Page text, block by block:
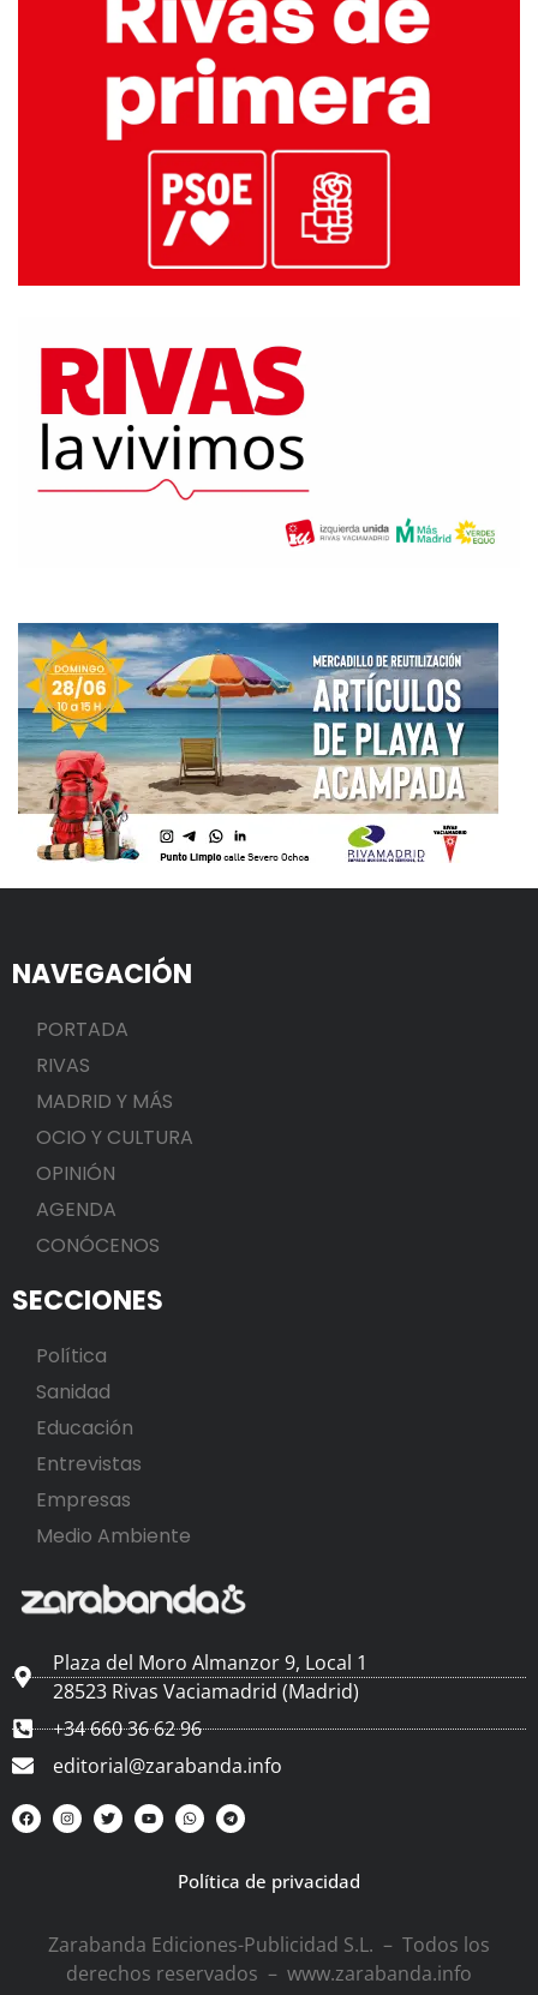
NAVEGACIÓN
PORTADA
RIVAS
MADRID Y MÁS
OCIO Y CULTURA
OPINIÓN
AGENDA
CONÓCENOS
SECCIONES
Política
Sanidad
Educación
Entrevistas
Empresas
Medio Ambiente
Plaza del Moro Almanzor 9, Local 1
28523 Rivas Vaciamadrid (Madrid)
+34 660 36 62 96
editorial@zarabanda.info
Política de privacidad
Zarabanda Ediciones-Publicidad S.L. – Todos los
derechos reservados – www.zarabanda.info